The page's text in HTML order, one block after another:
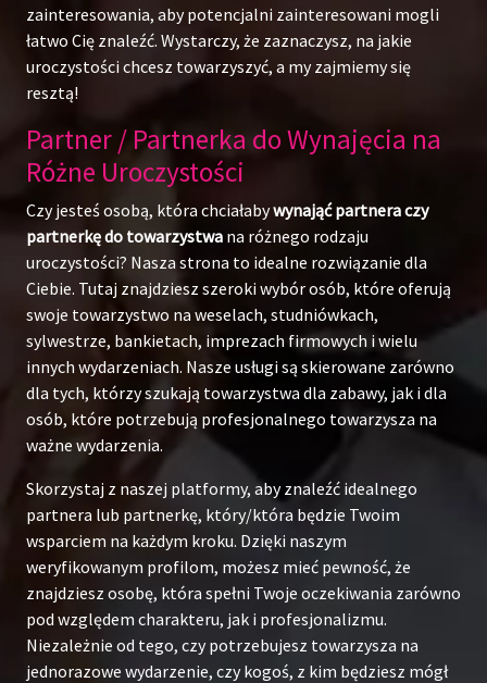
zainteresowania, aby potencjalni zainteresowani mogli
łatwo Cię znaleźć. Wystarczy, że zaznaczysz, na jakie
uroczystości chcesz towarzyszyć, a my zajmiemy się
resztą!
Partner / Partnerka do Wynajęcia na
Różne Uroczystości
Czy jesteś osobą, która chciałabywynająć partnera czy
partnerkę do towarzystwa na różnego rodzaju
uroczystości? Nasza strona to idealne rozwiązanie dla
Ciebie. Tutaj znajdziesz szeroki wybór osób, które oferują
swoje towarzystwo na weselach, studniówkach,
sylwestrze, bankietach, imprezach firmowych i wielu
innych wydarzeniach. Nasze usługi są skierowane zarówno
dla tych, którzy szukają towarzystwa dla zabawy, jak i dla
osób, które potrzebują profesjonalnego towarzysza na
ważne wydarzenia.
Skorzystaj z naszej platformy, aby znaleźć idealnego
partnera lub partnerkę, który/która będzie Twoim
wsparciem na każdym kroku. Dzięki naszym
weryfikowanym profilom, możesz mieć pewność, że
znajdziesz osobę, która spełni Twoje oczekiwania zarówno
pod względem charakteru, jak i profesjonalizmu.
Niezależnie od tego, czy potrzebujesz towarzysza na
jednorazowe wydarzenie, czy kogoś, z kim będziesz mógł